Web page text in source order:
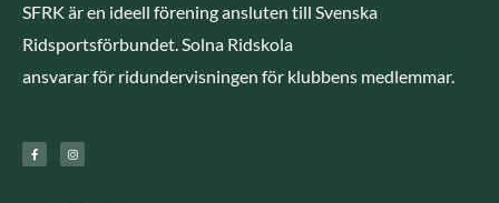
SFRK är en ideell förening ansluten till Svenska
Ridsportsförbundet. Solna Ridskola
ansvarar för ridundervisningen för klubbens medlemmar.